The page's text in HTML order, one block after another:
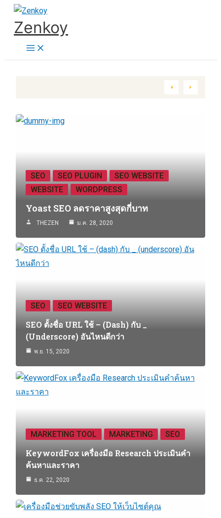
Skip
content
Zenkoy
SEO SEO PLUGIN
SEO WEBSITE
WEBSITE
WORDPRESS
Yoast SEO ลดราคาสูงสุดกี่บาท
THEZEN ม.ค. 28, 2020
SEO SEO WEBSITE
SEO ตั้งชื่อ URL ใช้ – (dash) กับ _
(underscore) อันไหนดีกว่า
พ.ย. 15, 2020
MARKETING TOOL MARKETING SEO
KeywordFox เครื่องมือ Research ประเมินคำ
ค้นหาและราคา
ธ.ค. 22, 2020